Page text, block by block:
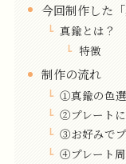
今回制作した
真鍮とは？
特徴
制作の流れ
①真鍮の色
②プレート
③お好みで
④プレート